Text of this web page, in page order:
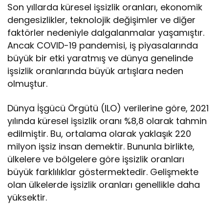
Son yıllarda küresel işsizlik oranları, ekonomik
dengesizlikler, teknolojik değişimler ve diğer
faktörler nedeniyle dalgalanmalar yaşamıştır.
Ancak COVID-19 pandemisi, iş piyasalarında
büyük bir etki yaratmış ve dünya genelinde
işsizlik oranlarında büyük artışlara neden
olmuştur.
Dünya İşgücü Örgütü (ILO) verilerine göre, 2021
yılında küresel işsizlik oranı %8,8 olarak tahmin
edilmiştir. Bu, ortalama olarak yaklaşık 220
milyon işsiz insan demektir. Bununla birlikte,
ülkelere ve bölgelere göre işsizlik oranları
büyük farklılıklar göstermektedir. Gelişmekte
olan ülkelerde işsizlik oranları genellikle daha
yüksektir.